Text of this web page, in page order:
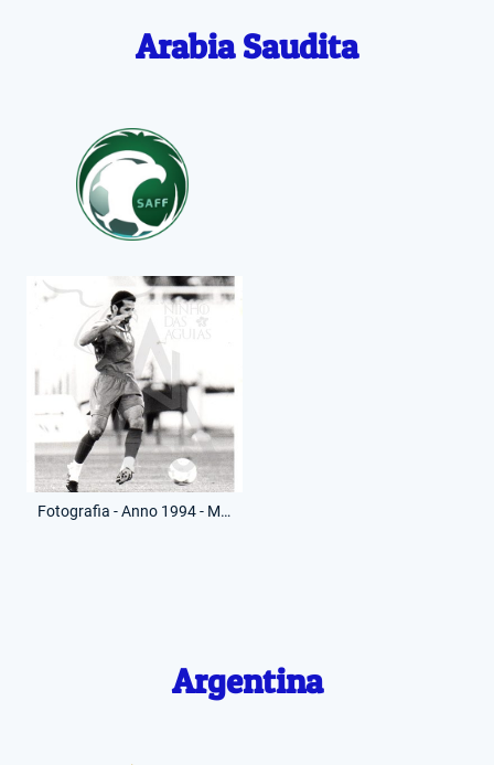
Arabia Saudita
Fotografia - Anno 1994 - Mondiali U.S.A. - Mohammed Abdul Jawad
Argentina